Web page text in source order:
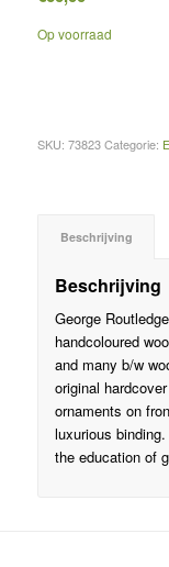
Op voorraad
SKU: 73823 Categorie:
Beschrijving
Beschrijving
George
handcoloured
and many b/w
original
ornaments on
luxurious
the education of